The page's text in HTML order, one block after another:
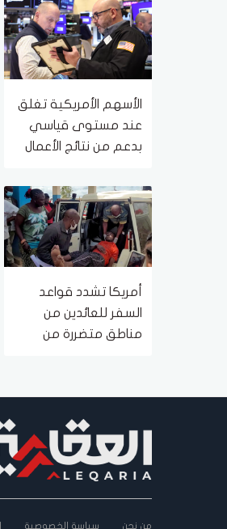
الأسهم الأمريكية تغلق
عند مستوى قياسي
بدعم من نتائج الأعمال
الفائدة
أمريكا تشدد قواعد
السفر للعائدين من
مناطق متضررة من
من نحن سياسة الخصوصية